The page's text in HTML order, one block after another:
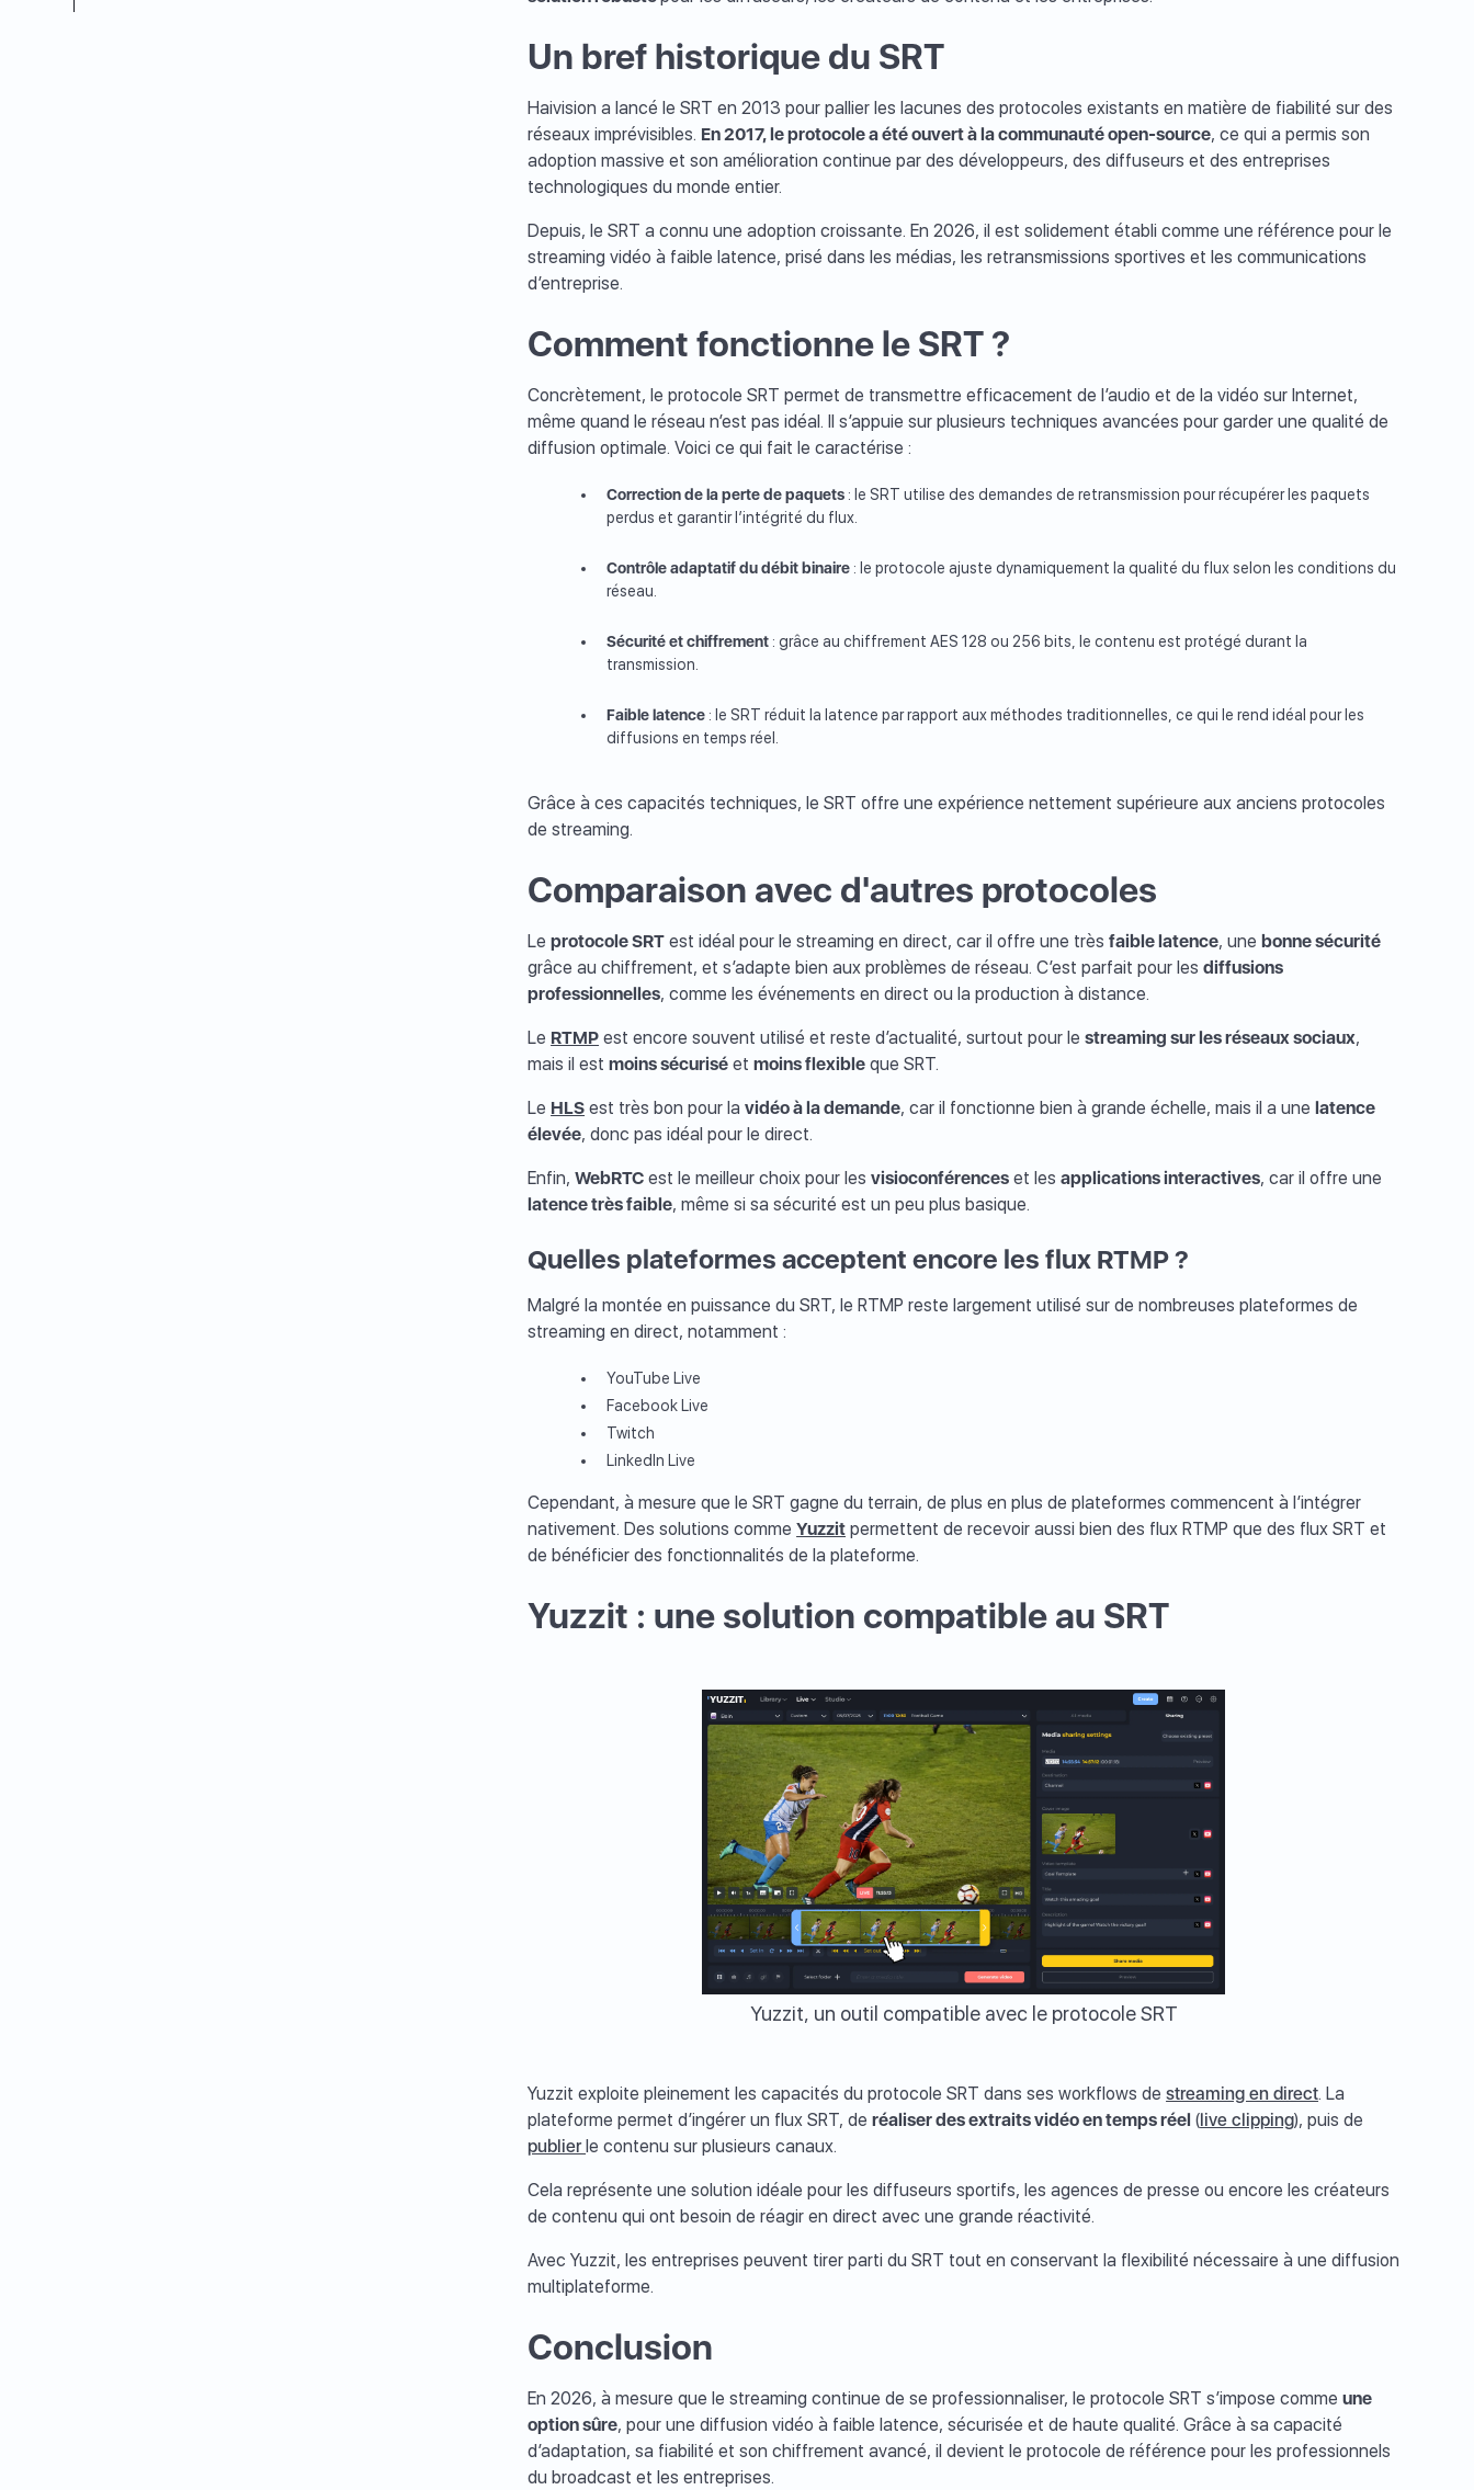
Un bref historique du SRT
Haivision a lancé le SRT en 2013 pour pallier les lacunes des protocoles existants en matière de fiabilité sur des
réseaux imprévisibles. En 2017, le protocole a été ouvert à la communauté open-source, ce qui a permis son
adoption massive et son amélioration continue par des développeurs, des diffuseurs et des entreprises
technologiques du monde entier.
Depuis, le SRT a connu une adoption croissante. En 2026, il est solidement établi comme une référence pour le
streaming vidéo à faible latence, prisé dans les médias, les retransmissions sportives et les communications
d’entreprise.
Comment fonctionne le SRT ?
Concrètement, le protocole SRT permet de transmettre efficacement de l’audio et de la vidéo sur Internet,
même quand le réseau n’est pas idéal. Il s’appuie sur plusieurs techniques avancées pour garder une qualité de
diffusion optimale. Voici ce qui fait le caractérise :
Correction de la perte de paquets : le SRT utilise des demandes de retransmission pour récupérer les paquets
perdus et garantir l’intégrité du flux.
Contrôle adaptatif du débit binaire : le protocole ajuste dynamiquement la qualité du flux selon les conditions du
réseau.
Sécurité et chiffrement : grâce au chiffrement AES 128 ou 256 bits, le contenu est protégé durant la
transmission.
Faible latence : le SRT réduit la latence par rapport aux méthodes traditionnelles, ce qui le rend idéal pour les
diffusions en temps réel.
Grâce à ces capacités techniques, le SRT offre une expérience nettement supérieure aux anciens protocoles
de streaming.
Comparaison avec d'autres protocoles
Leprotocole SRT est idéal pour le streaming en direct, car il offre une trèsfaible latence, unebonne sécurité
grâce au chiffrement, et s’adapte bien aux problèmes de réseau. C’est parfait pour lesdiffusions
professionnelles, comme les événements en direct ou la production à distance.
Le RTMP est encore souvent utilisé et reste d’actualité, surtout pour lestreaming sur les réseaux sociaux,
mais il estmoins sécurisé etmoins flexible que SRT.
Le HLS est très bon pour lavidéo à la demande, car il fonctionne bien à grande échelle, mais il a unelatence
élevée, donc pas idéal pour le direct.
Enfin,WebRTC est le meilleur choix pour lesvisioconférences et lesapplications interactives, car il offre une
latence très faible, même si sa sécurité est un peu plus basique.
Quelles plateformes acceptent encore les flux RTMP ?
Malgré la montée en puissance du SRT, le RTMP reste largement utilisé sur de nombreuses plateformes de
streaming en direct, notamment :
YouTube Live
Facebook Live
Twitch
LinkedIn Live
Cependant, à mesure que le SRT gagne du terrain, de plus en plus de plateformes commencent à l’intégrer
nativement. Des solutions commeYuzzit permettent de recevoir aussi bien des flux RTMP que des flux SRT et
de bénéficier des fonctionnalités de la plateforme.
Yuzzit : une solution compatible au SRT
Yuzzit, un outil compatible avec le protocole SRT
Yuzzit exploite pleinement les capacités du protocole SRT dans ses workflows destreaming en direct. La
plateforme permet d’ingérer un flux SRT, deréaliser des extraits vidéo en temps réel (live clipping), puis de
publierle contenu sur plusieurs canaux.
Cela représente une solution idéale pour les diffuseurs sportifs, les agences de presse ou encore les créateurs
de contenu qui ont besoin de réagir en direct avec une grande réactivité.
Avec Yuzzit, les entreprises peuvent tirer parti du SRT tout en conservant la flexibilité nécessaire à une diffusion
multiplateforme.
Conclusion
En 2026, à mesure que le streaming continue de se professionnaliser, le protocole SRT s’impose commeune
option sûre, pour une diffusion vidéo à faible latence, sécurisée et de haute qualité. Grâce à sa capacité
d’adaptation, sa fiabilité et son chiffrement avancé, il devient le protocole de référence pour les professionnels
du broadcast et les entreprises.